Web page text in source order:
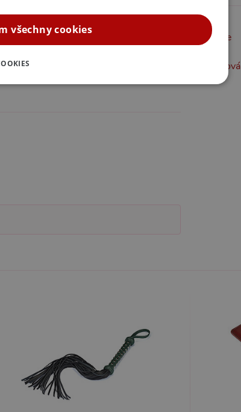
BDSM biče, důtky a plácačky
BDSM biče, důtky a plácačky kůže
BDSM biče, důtky a plácačky růžová
všechny cookies
MARKETINGOVÉ FUNKČNÍ
obsahuje informace o relaci. Je nezbytný pro správnou